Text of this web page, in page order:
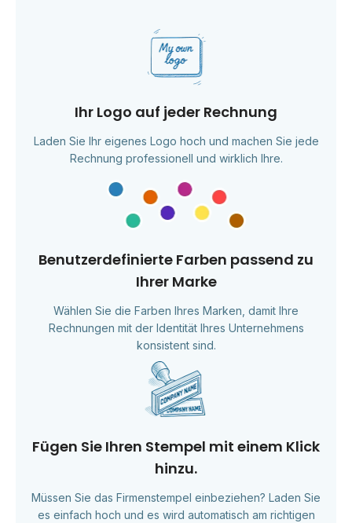
Ihr Logo auf jeder Rechnung
Laden Sie Ihr eigenes Logo hoch und machen Sie jede
Rechnung professionell und wirklich Ihre.
Benutzerdefinierte Farben passend zu
Ihrer Marke
Wählen Sie die Farben Ihres Marken, damit Ihre
Rechnungen mit der Identität Ihres Unternehmens
konsistent sind.
Fügen Sie Ihren Stempel mit einem Klick
hinzu.
Müssen Sie das Firmenstempel einbeziehen? Laden Sie
es einfach hoch und es wird automatisch am richtigen